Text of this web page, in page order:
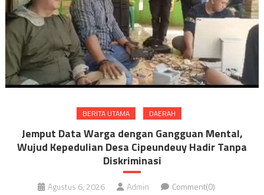
BERITA UTAMA DAERAH
Jemput Data Warga dengan Gangguan Mental,
Wujud Kepedulian Desa Cipeundeuy Hadir Tanpa
Diskriminasi
Agustus 6, 2026 Admin Comment(0)